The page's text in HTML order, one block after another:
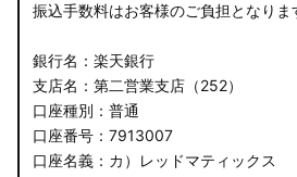
T32 エクストレイル
C28 セレナ
振込手数料はお客様のご負担となりま
銀行名：楽天銀行
支店名：第二営業支店（252）
口座種別：普通
口座番号：7913007
口座名義：カ）レッドマティックス